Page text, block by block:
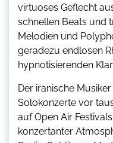
virtuoses Geflecht
schnellen Beats und
Melodien und
geradezu endlosen
hypnotisierenden
Der iranische
Solokonzerte vor
auf Open Air
konzertanter